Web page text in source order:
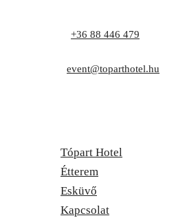
+36 88 446 479
event@toparthotel.hu
Tópart Hotel
Étterem
Esküvő
Kapcsolat